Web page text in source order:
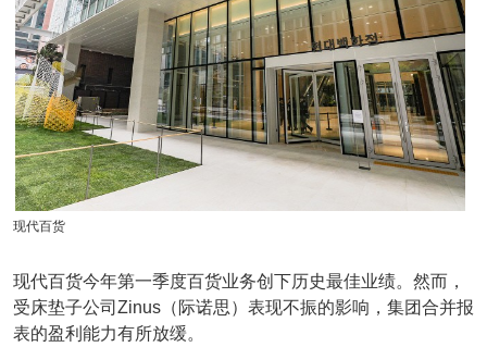
现代百货
现代百货今年第一季度百货业务创下历史最佳业绩。然而，
受床垫子公司Zinus（际诺思）表现不振的影响，集团合并报
表的盈利能力有所放缓。